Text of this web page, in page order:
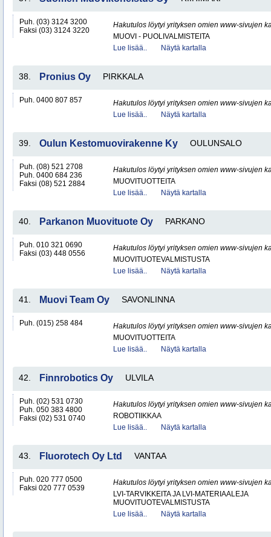
Puh. (03) 3124 3200
Faksi (03) 3124 3220
Hakutulos löytyi yrityksen omien www-sivujen
MUOVI - PUOLIVALMISTEITA
Lue lisää..
Näytä kartalla
38. Pronius Oy PIRKKALA
Puh. 0400 807 857
Hakutulos löytyi yrityksen omien www-sivujen
Lue lisää..
Näytä kartalla
39. Oulun Kestomuovirakenne Ky OULUNSALO
Puh. (08) 521 2708
Puh. 0400 684 236
Faksi (08) 521 2884
Hakutulos löytyi yrityksen omien www-sivujen
MUOVITUOTTEITA
Lue lisää..
Näytä kartalla
40. Parkanon Muovituote Oy PARKANO
Puh. 010 321 0690
Faksi (03) 448 0556
Hakutulos löytyi yrityksen omien www-sivujen
MUOVITUOTEVALMISTUSTA
Lue lisää..
Näytä kartalla
41. Muovi Team Oy SAVONLINNA
Puh. (015) 258 484
Hakutulos löytyi yrityksen omien www-sivujen
MUOVITUOTTEITA
Lue lisää..
Näytä kartalla
42. Finnrobotics Oy ULVILA
Puh. (02) 531 0730
Puh. 050 383 4800
Faksi (02) 531 0740
Hakutulos löytyi yrityksen omien www-sivujen
ROBOTIIKKAA
Lue lisää..
Näytä kartalla
43. Fluorotech Oy Ltd VANTAA
Puh. 020 777 0500
Faksi 020 777 0539
Hakutulos löytyi yrityksen omien www-sivujen
LVI-TARVIKKEITA JA LVI-MATERIAALEJA
MUOVITUOTEVALMISTUSTA
Lue lisää..
Näytä kartalla